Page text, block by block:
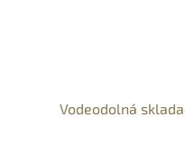
Vodeodolná